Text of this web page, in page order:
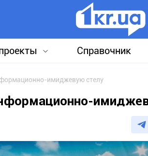
Справочник
имиджевую стелу